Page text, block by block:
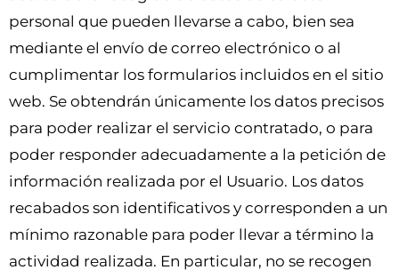
personal que pueden llevarse a cabo, bien sea
mediante el envío de correo electrónico o al
cumplimentar los formularios incluidos en el sitio
web. Se obtendrán únicamente los datos precisos
para poder realizar el servicio contratado, o para
poder responder adecuadamente a la petición de
información realizada por el Usuario. Los datos
recabados son identificativos y corresponden a un
mínimo razonable para poder llevar a término la
actividad realizada. En particular, no se recogen